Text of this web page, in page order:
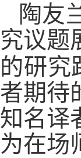
陶友
究议题
的研究
者期待
知名译
为在场